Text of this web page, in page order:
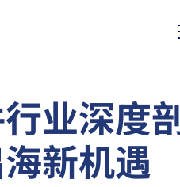
业深度
新机遇